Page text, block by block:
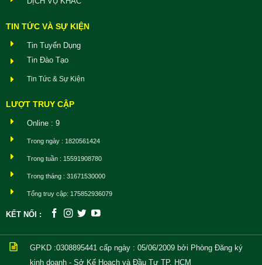
TIN TỨC VÀ SỰ KIỆN
Tin Tuyển Dụng
Tin Đào Tạo
Tin Tức & Sự Kiện
LƯỢT TRUY CẬP
Online : 9
Trong ngày : 1820561424
Trong tuần : 15591908780
Trong tháng : 31671530000
Tổng truy cập: 175852936079
KẾT NỐI :
GPKD :0308895441 cấp ngày : 05/06/2009 bởi Phòng Đăng ký
kinh doanh - Sở Kế Hoạch và Đầu Tư TP. HCM